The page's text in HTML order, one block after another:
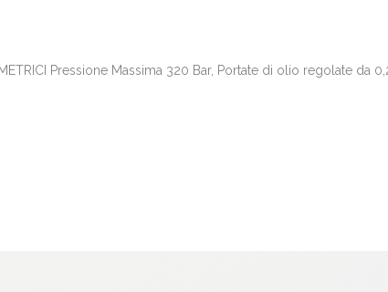
Pressione Massima 320 Bar, Portate di olio regolate da